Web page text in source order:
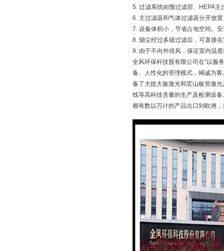
5. 过滤系统由预过滤层、HEPA
6. 主过滤器和气体过滤器分开放
7. 设备体积小，节省占地空间。
8. 烟尘经过多级过滤后，可直接
9. 由于不向外排风，保证室内温
全风环保科技股有限公司在“以服
备、人性化的管理模式，竭诚为
备了大批大族激光和宏山板管激
线等高科技含量的生产及检测设
都有数以万计的产品出口到欧洲